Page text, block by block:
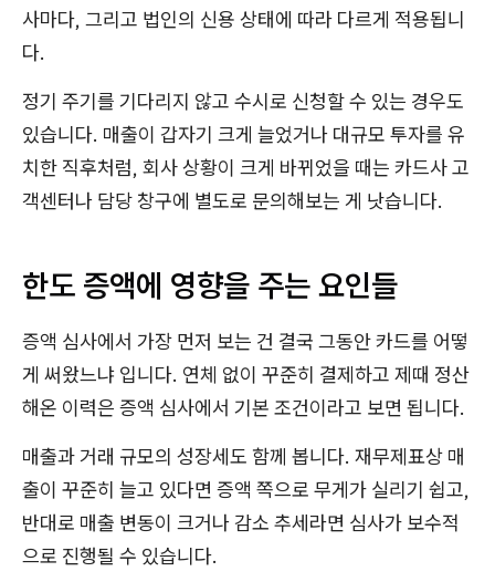
사마다, 그리고 법인의 신용 상태에 따라 다르게 적용됩니
다.
정기 주기를 기다리지 않고 수시로 신청할 수 있는 경우도
있습니다. 매출이 갑자기 크게 늘었거나 대규모 투자를 유
치한 직후처럼, 회사 상황이 크게 바뀌었을 때는 카드사 고
객센터나 담당 창구에 별도로 문의해보는 게 낫습니다.
한도 증액에 영향을 주는 요인들
증액 심사에서 가장 먼저 보는 건 결국 그동안 카드를 어떻
게 써왔느냐 입니다. 연체 없이 꾸준히 결제하고 제때 정산
해온 이력은 증액 심사에서 기본 조건이라고 보면 됩니다.
매출과 거래 규모의 성장세도 함께 봅니다. 재무제표상 매
출이 꾸준히 늘고 있다면 증액 쪽으로 무게가 실리기 쉽고,
반대로 매출 변동이 크거나 감소 추세라면 심사가 보수적
으로 진행될 수 있습니다.